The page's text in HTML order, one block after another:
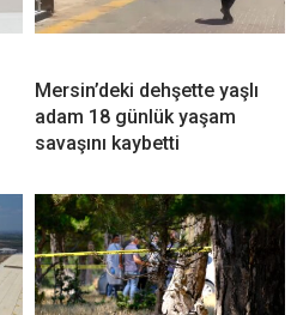
Mersin’deki dehşette yaşlı
adam 18 günlük yaşam
savaşını kaybetti